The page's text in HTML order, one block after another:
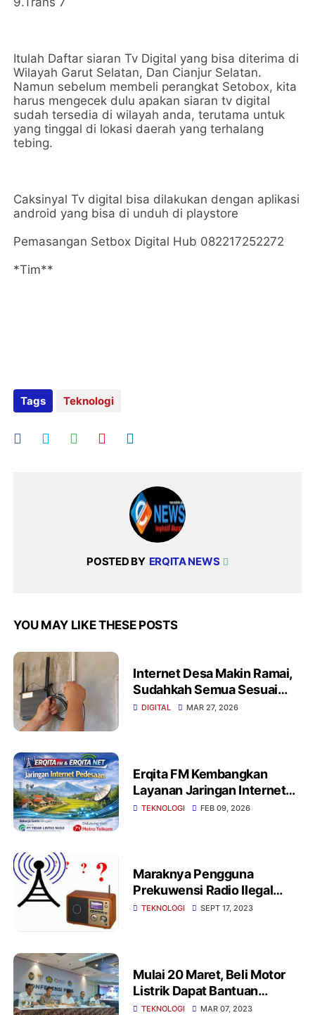
Itulah Daftar siaran Tv Digital yang bisa diterima di
Wilayah Garut Selatan, Dan Cianjur Selatan.
Namun sebelum membeli perangkat Setobox, kita
harus mengecek dulu apakan siaran tv digital
sudah tersedia di wilayah anda, terutama untuk
yang tinggal di lokasi daerah yang terhalang
tebing.
Caksinyal Tv digital bisa dilakukan dengan aplikasi
android yang bisa di unduh di playstore
Pemasangan Setbox Digital Hub 082217252272
*Tim**
Tags Teknologi
POSTED BY ERQITA NEWS
YOU MAY LIKE THESE POSTS
Internet Desa Makin Ramai,
Sudahkah Semua Sesuai
Aturan?
DIGITAL MAR 27, 2026
Erqita FM Kembangkan
Layanan Jaringan Internet
Pedesaan melalui Erqita Net
TEKNOLOGI FEB 09, 2026
Maraknya Pengguna
Prekuwensi Radio Ilegal
Dinilai Mengganggu Radio
TEKNOLOGI SEPT 17, 2023
Mulai 20 Maret, Beli Motor
Listrik Dapat Bantuan
Subsidi Rp 7 Juta
TEKNOLOGI MAR 07, 2023